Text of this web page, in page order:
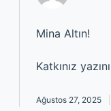
Mina Altın!
Katkınız
Ağustos 27, 2025